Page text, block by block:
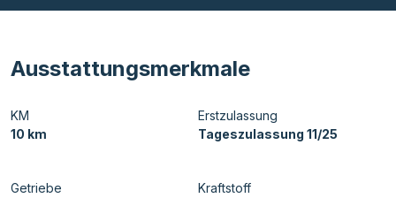
Ausstattungsmerkmale
KM
10 km
Erstzulassung
Tageszulassung 11/25
Getriebe
Kraftstoff